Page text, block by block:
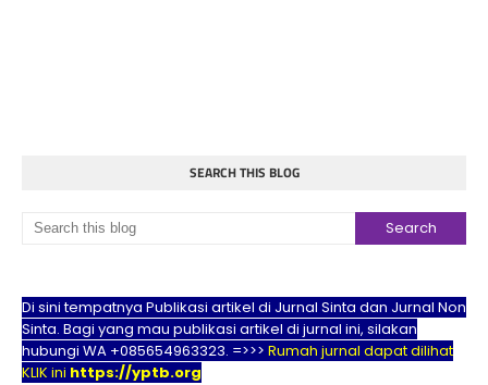
SEARCH THIS BLOG
Di sini tempatnya Publikasi artikel di Jurnal Sinta dan Jurnal Non
Sinta. Bagi yang mau publikasi artikel di jurnal ini, silakan
hubungi WA +085654963323. =>>> Rumah jurnal dapat dilihat
KLIK ini https://yptb.org